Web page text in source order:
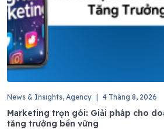
News & Insights, Agency 4 Tháng 8, 2026
Marketing trọn gói: Giải pháp cho
tăng trưởng bền vững